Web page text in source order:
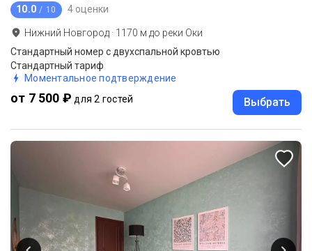
10.0 / 10 4 оценки
Нижний Новгород · 1170 м до реки Оки
Стандартный номер с двухспальной кровтью
Стандартный тариф
Моментальное подтверждение
от 7 500 ₽ для 2 гостей Выбрать